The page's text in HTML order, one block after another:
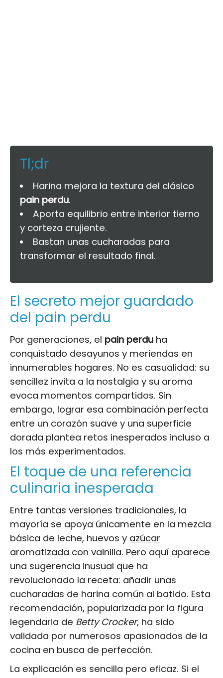
Tl;dr
Harina mejora la textura del clásico
pain perdu.
Aporta equilibrio entre interior tierno
y corteza crujiente.
Bastan unas cucharadas para
transformar el resultado final.
El secreto mejor guardado
del pain perdu
Por generaciones, el pain perdu ha
conquistado desayunos y meriendas en
innumerables hogares. No es casualidad: su
sencillez invita a la nostalgia y su aroma
evoca momentos compartidos. Sin
embargo, lograr esa combinación perfecta
entre un corazón suave y una superficie
dorada plantea retos inesperados incluso a
los más experimentados.
El toque de una referencia
culinaria inesperada
Entre tantas versiones tradicionales, la
mayoría se apoya únicamente en la mezcla
básica de leche, huevos y azúcar
aromatizada con vainilla. Pero aquí aparece
una sugerencia inusual que ha
revolucionado la receta: añadir unas
cucharadas de harina común al batido. Esta
recomendación, popularizada por la figura
legendaria de Betty Crocker, ha sido
validada por numerosos apasionados de la
cocina en busca de perfección.
La explicación es sencilla pero eficaz. Si el